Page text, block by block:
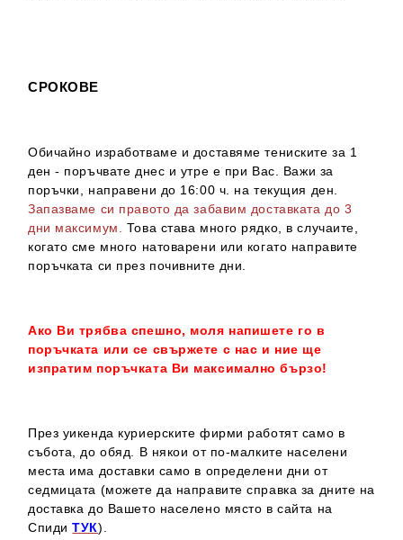
СРОКОВЕ
Обичайно изработваме и доставяме тениските за 1
ден - поръчвате днес и утре е при Вас. Важи за
поръчки, направени до 16:00 ч. на текущия ден.
Запазваме си правото да забавим доставката до 3
дни максимум.
Това става много рядко, в случаите,
когато сме много натоварени или когато направите
поръчката си през почивните дни.
Ако Ви трябва спешно, моля напишете го в
поръчката или се свържете с нас и ние ще
изпратим поръчката Ви максимално бързо!
През уикенда куриерските фирми работят само в
събота, до обяд. В някои от по-малките населени
места има доставки само в определени дни от
седмицата (можете да направите справка за дните на
доставка до Вашето населено място в сайта на
СпидиТУК).